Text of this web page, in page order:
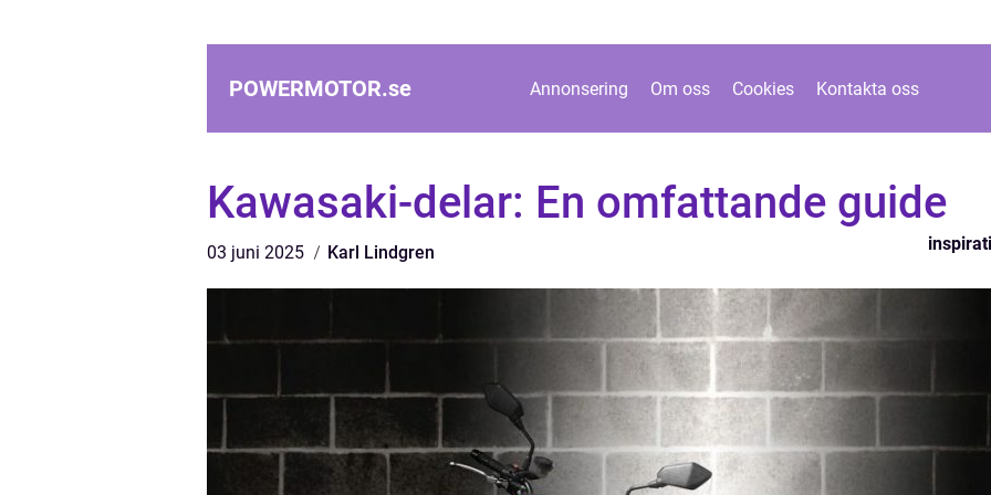
POWERMOTOR.se Annonsering Om oss Cookies Kontakta oss
Kawasaki-delar: En omfattande guide
03 juni 2025 Karl Lindgren